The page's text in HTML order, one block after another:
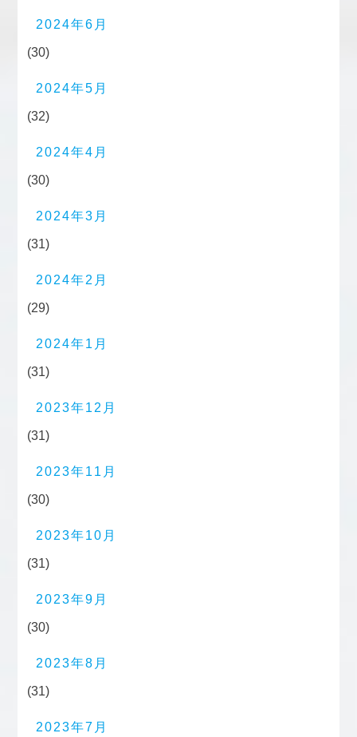
2024年6月
(30)
2024年5月
(32)
2024年4月
(30)
2024年3月
(31)
2024年2月
(29)
2024年1月
(31)
2023年12月
(31)
2023年11月
(30)
2023年10月
(31)
2023年9月
(30)
2023年8月
(31)
2023年7月